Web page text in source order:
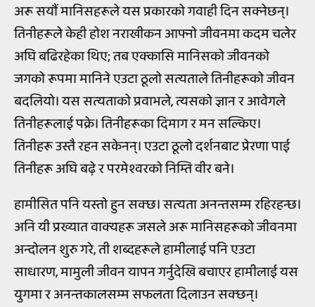
अरू सयौं मानिसहरूले यस प्रकारको गवाही दिन सक्नेछन्।
तिनीहरूले केही होश नराखीकन आफ्नो जीवनमा कदम चलेर
अघि बढिरहेका थिए; तब एक्कासि मानिसको जीवनको
जगको रूपमा मानिने एउटा ठूलो सत्यताले तिनीहरूको जीवन
बदलियो। यस सत्यताको प्रवाभले, त्यसको ज्ञान र आवेगले
तिनीहरूलाई पक्रे। तिनीहरूका दिमाग र मन सल्किए।
तिनीहरू उस्तै रहन सकेनन्। एउटा ठूलो दर्शनबाट प्रेरणा पाई
तिनीहरू अघि बढ़े र परमेश्वरको निम्ति वीर बने।
हामीसित पनि यस्तो हुन सक्छ। सत्यता अनन्तसम्म रहिरहन्छ।
अनि यी प्रख्यात वाक्यहरू जसले अरू मानिसहरूको जीवनमा
अन्दोलन शुरु गरे, ती शब्दहरूले हामीलाई पनि एउटा
साधारण, मामुली जीवन यापन गर्नुदेखि बचाएर हामीलाई यस
युगमा र अनन्तकालसम्म सफलता दिलाउन सक्छन्।